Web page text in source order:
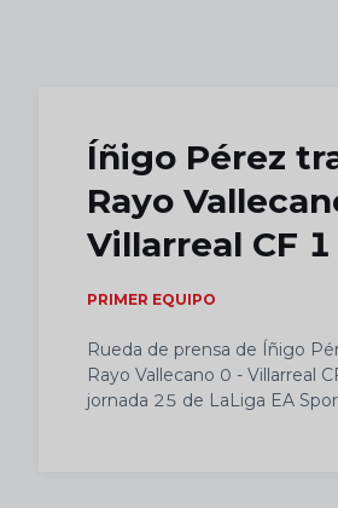
Íñigo Pérez
Rayo
Villarreal CF 1
PRIMER EQUIPO
Rueda de prensa de Íñigo
Rayo Vallecano 0 - Villarreal
jornada 25 de LaLiga EA